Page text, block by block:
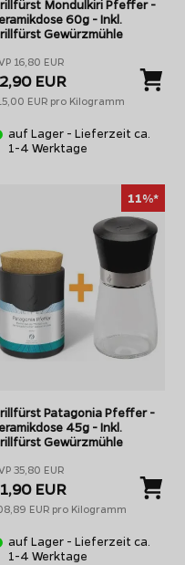
Mondulkiri Pfeffer -
60g - Inkl.
Gewürzmühle
16,80 EUR
EUR
EUR pro Kilogramm
auf Lager - Lieferzeit ca.
1-4 Werktage
11%*
Patagonia Pfeffer -
45g - Inkl.
Gewürzmühle
35,80 EUR
EUR
EUR pro Kilogramm
auf Lager - Lieferzeit ca.
1-4 Werktage